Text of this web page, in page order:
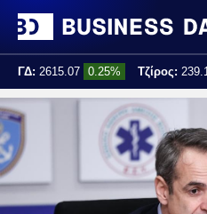
ΓΔ: 2615.07 0.25% Τζίρος:
17:25:01